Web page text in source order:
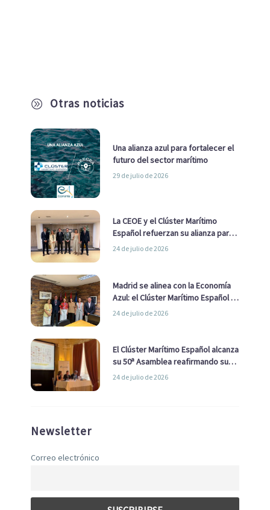
A Otras noticias
Una alianza azul para fortalecer el
futuro del sector marítimo
29 de julio de 2026
La CEOE y el Clúster Marítimo
Español refuerzan su alianza para
impulsar una estrategia Nacional
24 de julio de 2026
Madrid se alinea con la Economía
Azul: el Clúster Marítimo Español y
la Real Liga Naval avanzan alianzas
24 de julio de 2026
El Clúster Marítimo Español alcanza
su 50ª Asamblea reafirmando su
liderazgo en la Economía Azul
24 de julio de 2026
Newsletter
Correo electrónico